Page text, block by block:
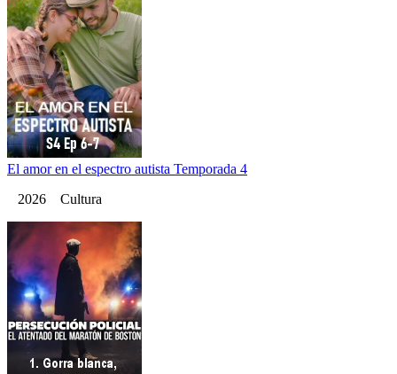
El amor en el espectro autista Temporada 4
2026 Cultura